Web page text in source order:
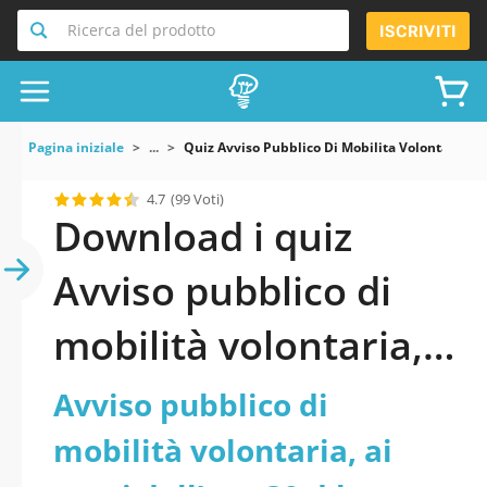
Ricerca del prodotto ISCRIVITI
Pagina iniziale ... Quiz Avviso Pubblico Di Mobilita Volontaria
4.7 (99 Voti)
Download i quiz
Avviso pubblico di
mobilità volontaria,
ai sensi dell’art. 30
d.lgs. 165/01, per
Avviso pubblico di
mobilità volontaria, ai